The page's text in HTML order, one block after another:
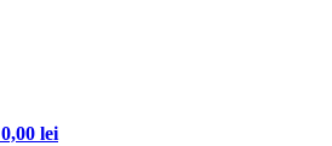
0,00 lei